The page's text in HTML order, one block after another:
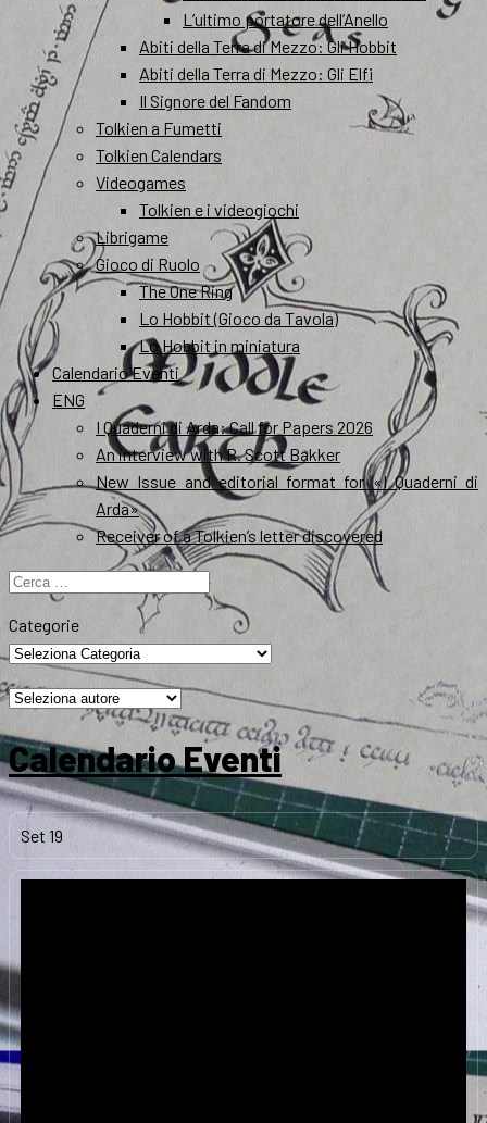
L’ultimo portatore dell’Anello
Abiti della Terra di Mezzo: Gli Hobbit
Abiti della Terra di Mezzo: Gli Elfi
Il Signore del Fandom
Tolkien a Fumetti
Tolkien Calendars
Videogames
Tolkien e i videogiochi
Librigame
Gioco di Ruolo
The One Ring
Lo Hobbit (Gioco da Tavola)
Lo Hobbit in miniatura
Calendario Eventi
ENG
I Quaderni di Arda: Call for Papers 2026
An interview with R. Scott Bakker
New Issue and editorial format for «I Quaderni di
Arda»
Receiver of a Tolkien’s letter discovered
Ricerca
Categorie
Calendario Eventi
Set 19